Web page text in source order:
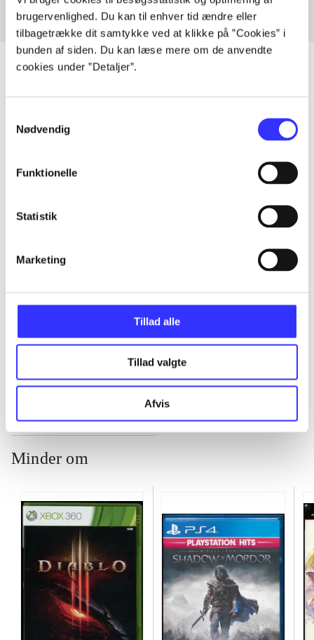
brugervenlighed. Du kan til enhver tid ændre eller
tilbagetrække dit samtykke ved at klikke på ”Cookies” i
bunden af siden. Du kan læse mere om de anvendte
cookies under ”Detaljer”.
Nødvendig
Funktionelle
Statistik
Marketing
Tillad alle
Tillad valgte
Afvis
Alle registrerede artikler fordelt på udgivelser
...
...
...
...
Minder om